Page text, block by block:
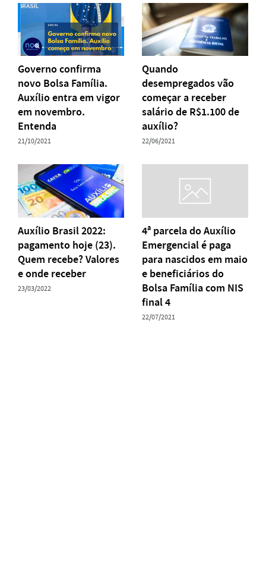
Governo confirma
novo Bolsa Família.
Auxílio entra em vigor
em novembro.
Entenda
21/10/2021
Quando
desempregados vão
começar a receber
salário de R$1.100 de
auxílio?
22/06/2021
Auxílio Brasil 2022:
pagamento hoje (23).
Quem recebe? Valores
e onde receber
23/03/2022
4ª parcela do Auxílio
Emergencial é paga
para nascidos em maio
e beneficiários do
Bolsa Família com NIS
final 4
22/07/2021